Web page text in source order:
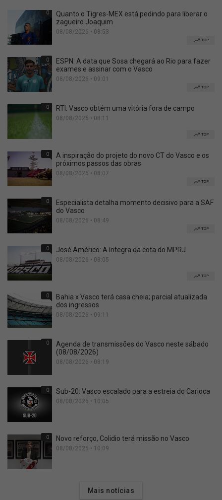
0
Quanto o Tigres-MEX está pedindo para liberar o
zagueiro Joaquim
08/08/2026 • 08:53
TOP
0
ESPN: A data que Sosa chegará ao Rio para fazer
exames e assinar com o Vasco
08/08/2026 • 09:01
TOP
0 RTI: Vasco obtém uma vitória fora de campo
08/08/2026 • 08:11
TOP
0
A inspiração do projeto do novo CT do Vasco e os
próximos passos das obras
08/08/2026 • 08:07
TOP
0
Especialista detalha momento decisivo para a SAF
do Vasco
08/08/2026 • 08:49
TOP
0 José Américo: A íntegra da cota do MPRJ
08/08/2026 • 08:05
TOP
0
Bahia x Vasco terá casa cheia; parcial atualizada
dos ingressos
08/08/2026 • 09:11
0
Agenda de transmissões do Vasco neste sábado
(08/08/2026)
08/08/2026 • 08:19
0 Sub-20: Vasco escalado para a estreia do Carioca
08/08/2026 • 10:05
0 Novo reforço, Colidio terá missão no Vasco
08/08/2026 • 10:09
Mais notícias